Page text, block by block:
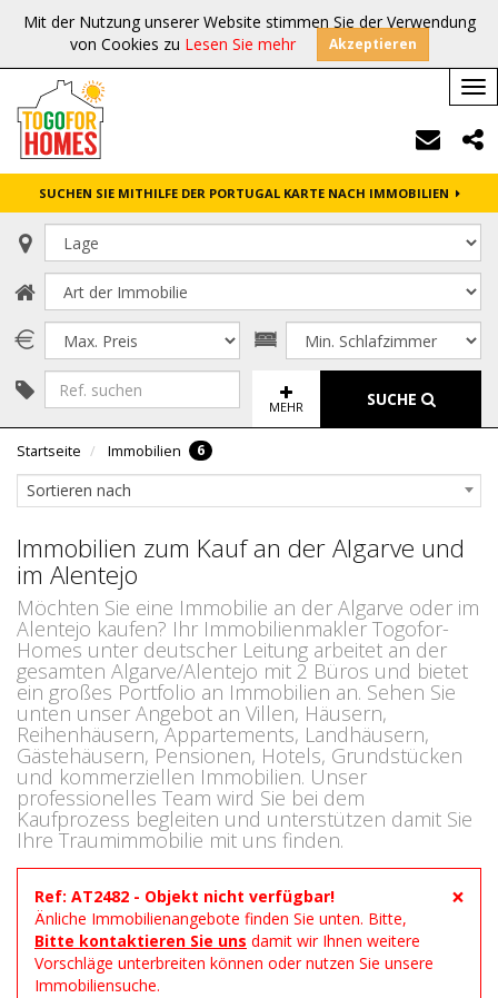
Mit der Nutzung unserer Website stimmen Sie der Verwendung
von Cookies zu Lesen Sie mehr Akzeptieren
SUCHEN SIE MITHILFE DER PORTUGAL KARTE NACH IMMOBILIEN
MEHR SUCHE
Startseite Immobilien 6
Sortieren nach
Immobilien zum Kauf an der Algarve und
im Alentejo
Möchten Sie eine Immobilie an der Algarve oder im
Alentejo kaufen? Ihr Immobilienmakler Togofor-
Homes unter deutscher Leitung arbeitet an der
gesamten Algarve/Alentejo mit 2 Büros und bietet
ein großes Portfolio an Immobilien an. Sehen Sie
unten unser Angebot an Villen, Häusern,
Reihenhäusern, Appartements, Landhäusern,
Gästehäusern, Pensionen, Hotels, Grundstücken
und kommerziellen Immobilien. Unser
professionelles Team wird Sie bei dem
Kaufprozess begleiten und unterstützen damit Sie
Ihre Traumimmobilie mit uns finden.
×
Ref: AT2482 - Objekt nicht verfügbar!
Änliche Immobilienangebote finden Sie unten. Bitte,
Bitte kontaktieren Sie uns damit wir Ihnen weitere
Vorschläge unterbreiten können oder nutzen Sie unsere
Immobiliensuche.